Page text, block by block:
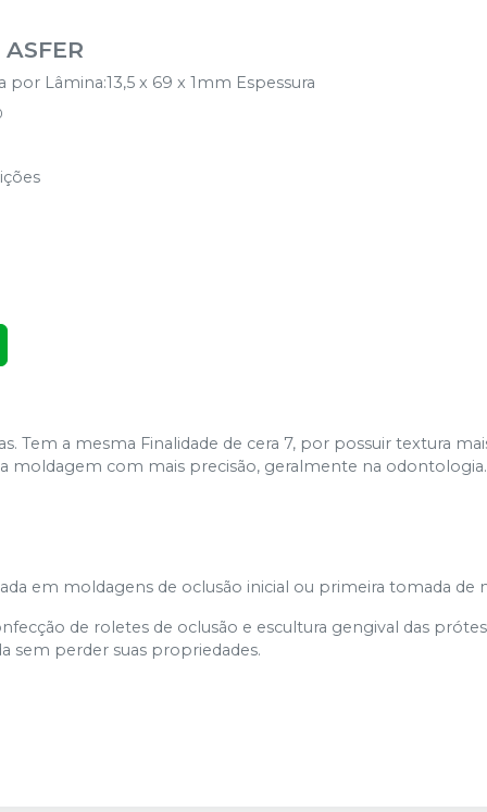
ASFER
por Lâmina:13,5 x 69 x 1mm Espessura
Tem a mesma Finalidade de cera 7, por possuir textura
moldagem com mais precisão, geralmente na odontologia.
em moldagens de oclusão inicial ou primeira tomada de
de roletes de oclusão e escultura gengival das
sem perder suas propriedades.